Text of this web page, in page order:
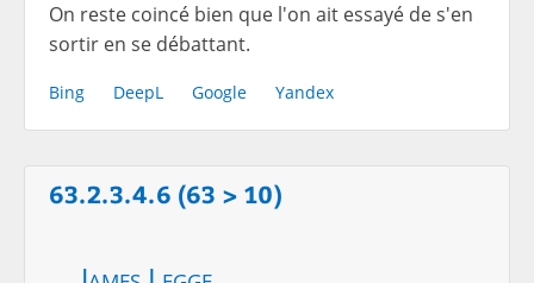
On reste coincé bien que l'on ait essayé de s'en
sortir en se débattant.
Bing DeepL Google Yandex
63.2.3.4.6 (63 > 10)